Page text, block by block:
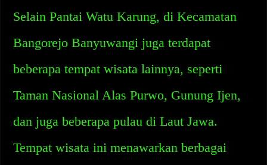
Selain Pantai Watu Karung, di Kecamatan
Bangorejo Banyuwangi juga terdapat
beberapa tempat wisata lainnya, seperti
Taman Nasional Alas Purwo, Gunung Ijen,
dan juga beberapa pulau di Laut Jawa.
Tempat wisata ini menawarkan berbagai